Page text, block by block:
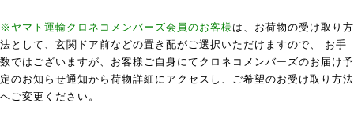
※ヤマト運輸クロネコメンバーズ会員のお客様 は、お荷物の受け取り方
法として、玄関ドア前などの置き配がご選択いただけますので、 お手
数ではございますが、お客様ご自身にてクロネコメンバーズのお届け予
定のお知らせ通知から荷物詳細にアクセスし、ご希望のお受け取り方法
へご変更ください。